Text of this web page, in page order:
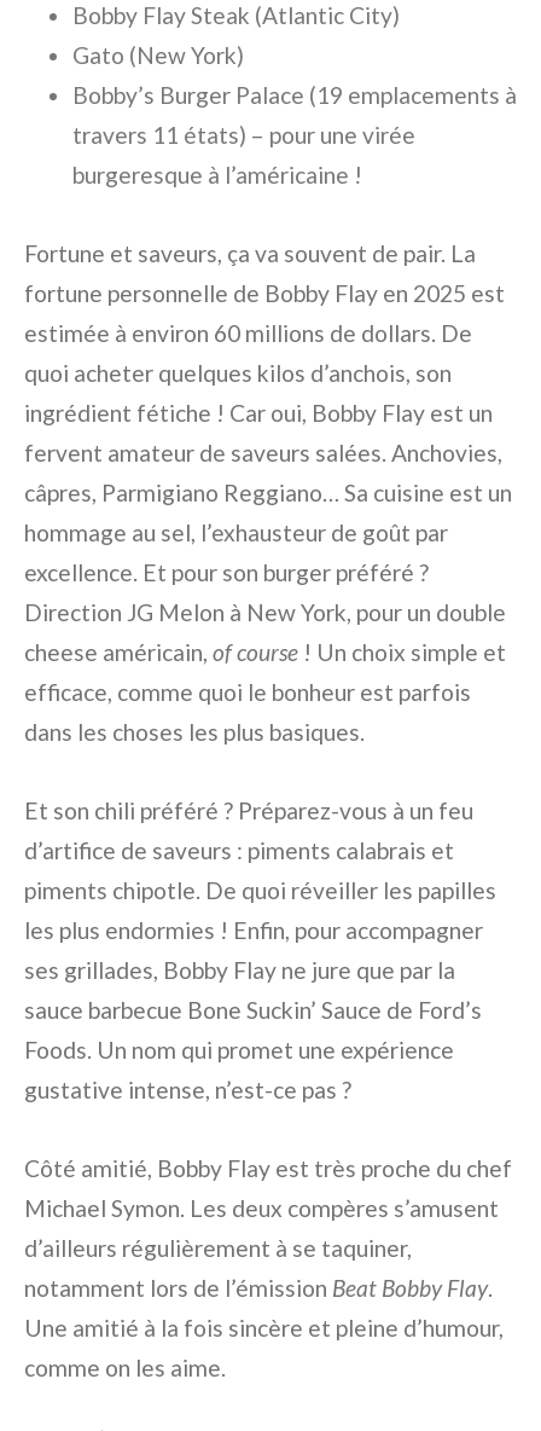
Bobby Flay Steak (Atlantic City)
Gato (New York)
Bobby’s Burger Palace (19 emplacements à
travers 11 états) – pour une virée
burgeresque à l’américaine !
Fortune et saveurs, ça va souvent de pair. La
fortune personnelle de Bobby Flay en 2025 est
estimée à environ 60 millions de dollars. De
quoi acheter quelques kilos d’anchois, son
ingrédient fétiche ! Car oui, Bobby Flay est un
fervent amateur de saveurs salées. Anchovies,
câpres, Parmigiano Reggiano… Sa cuisine est un
hommage au sel, l’exhausteur de goût par
excellence. Et pour son burger préféré ?
Direction JG Melon à New York, pour un double
cheese américain, of course ! Un choix simple et
efficace, comme quoi le bonheur est parfois
dans les choses les plus basiques.
Et son chili préféré ? Préparez-vous à un feu
d’artifice de saveurs : piments calabrais et
piments chipotle. De quoi réveiller les papilles
les plus endormies ! Enfin, pour accompagner
ses grillades, Bobby Flay ne jure que par la
sauce barbecue Bone Suckin’ Sauce de Ford’s
Foods. Un nom qui promet une expérience
gustative intense, n’est-ce pas ?
Côté amitié, Bobby Flay est très proche du chef
Michael Symon. Les deux compères s’amusent
d’ailleurs régulièrement à se taquiner,
notamment lors de l’émission Beat Bobby Flay.
Une amitié à la fois sincère et pleine d’humour,
comme on les aime.